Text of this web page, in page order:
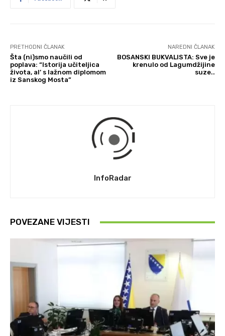
PRETHODNI ČLANAK
Šta (ni)smo naučili od
poplava: “Istorija učiteljica
života, al’ s lažnom diplomom
iz Sanskog Mosta”
NAREDNI ČLANAK
BOSANSKI BUKVALISTA: Sve je
krenulo od Lagumdžijine
suze..
InfoRadar
POVEZANE VIJESTI